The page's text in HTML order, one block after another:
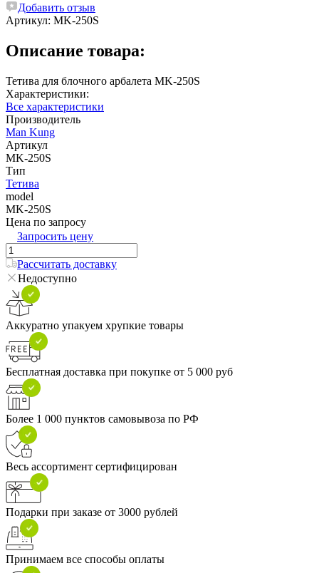
Добавить отзыв
Артикул: MK-250S
Описание товара:
Тетива для блочного арбалета MK-250S
Характеристики:
Все характеристики
Производитель
Man Kung
Артикул
MK-250S
Тип
Тетива
model
MK-250S
Цена по запросу
Запросить цену
Рассчитать доставку
Недоступно
Аккуратно упакуем хрупкие товары
Бесплатная доставка при покупке от 5 000 руб
Более 1 000 пунктов самовывоза по РФ
Весь ассортимент сертифицирован
Подарки при заказе от 3000 рублей
Принимаем все способы оплаты